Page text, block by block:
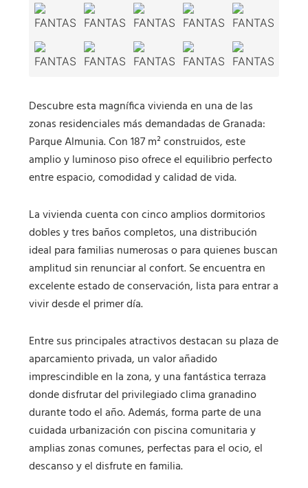
Descubre esta magnífica vivienda en una de las
zonas residenciales más demandadas de Granada:
Parque Almunia. Con 187 m² construidos, este
amplio y luminoso piso ofrece el equilibrio perfecto
entre espacio, comodidad y calidad de vida.
La vivienda cuenta con cinco amplios dormitorios
dobles y tres baños completos, una distribución
ideal para familias numerosas o para quienes buscan
amplitud sin renunciar al confort. Se encuentra en
excelente estado de conservación, lista para entrar a
vivir desde el primer día.
Entre sus principales atractivos destacan su plaza de
aparcamiento privada, un valor añadido
imprescindible en la zona, y una fantástica terraza
donde disfrutar del privilegiado clima granadino
durante todo el año. Además, forma parte de una
cuidada urbanización con piscina comunitaria y
amplias zonas comunes, perfectas para el ocio, el
descanso y el disfrute en familia.